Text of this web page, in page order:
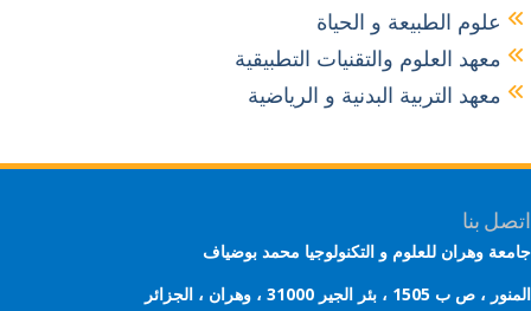
علوم الطبيعة و الحياة
معهد العلوم والتقنيات التطبيقية
معهد التربية البدنية و الرياضية
بنا
وهران للعلوم و التكنولوجيا محمد بوضياف
1505 ، بئر الجير 31000 ، وهران ، الجزائر